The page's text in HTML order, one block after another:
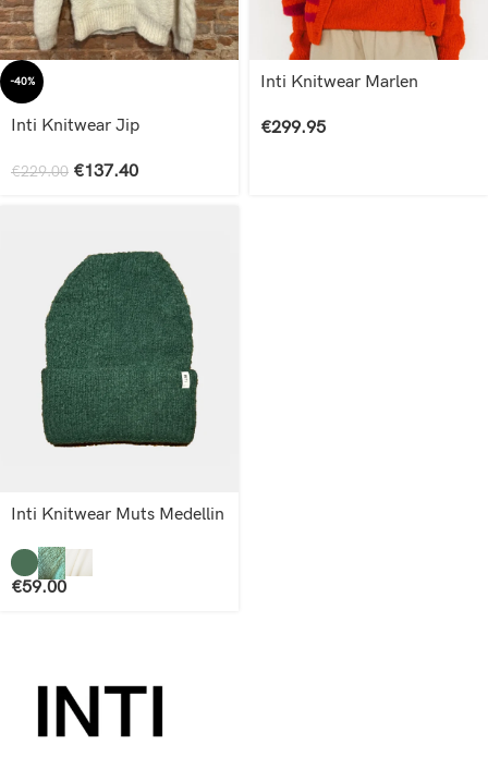
-40%
Inti Knitwear Jip
€229.00 €137.40
Inti Knitwear Marlen
€299.95
Inti Knitwear Muts Medellin
€59.00